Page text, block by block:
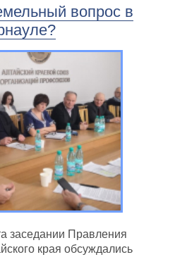
вопрос в
заседании Правления
края обсуждались